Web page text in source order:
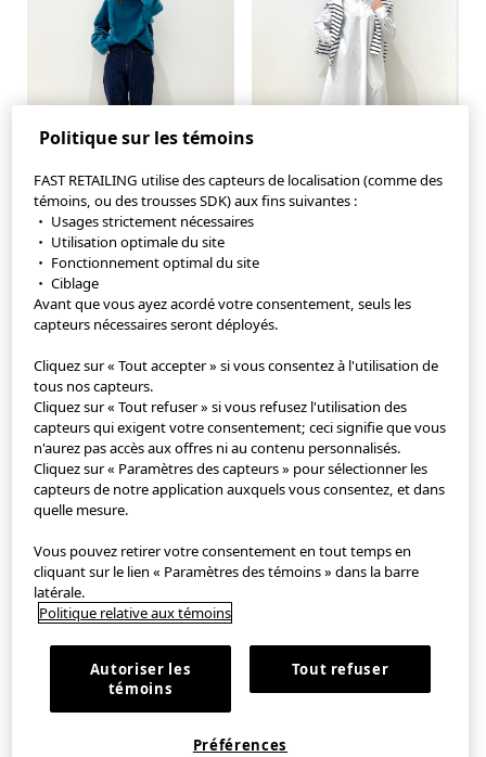
Politique sur les témoins
FAST RETAILING utilise des capteurs de localisation (comme des
témoins, ou des trousses SDK) aux fins suivantes :
・ Usages strictement nécessaires
・ Utilisation optimale du site
・ Fonctionnement optimal du site
・ Ciblage
Avant que vous ayez acordé votre consentement, seuls les
capteurs nécessaires seront déployés.
Cliquez sur « Tout accepter » si vous consentez à l'utilisation de
tous nos capteurs.
Cliquez sur « Tout refuser » si vous refusez l'utilisation des
capteurs qui exigent votre consentement; ceci signifie que vous
n'aurez pas accès aux offres ni au contenu personnalisés.
Cliquez sur « Paramètres des capteurs » pour sélectionner les
capteurs de notre application auxquels vous consentez, et dans
quelle mesure.
Vous pouvez retirer votre consentement en tout temps en
cliquant sur le lien « Paramètres des témoins » dans la barre
latérale.
Politique relative aux témoins
Autoriser les
témoins
Tout refuser
Préférences